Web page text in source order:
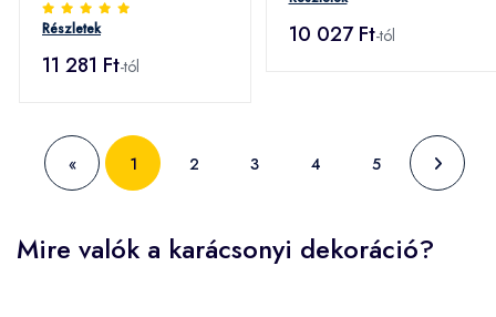
Részletek
11 281 Ft-tól
10 027 Ft-tól
« 1 2 3 4 5
Mire valók a karácsonyi dekoráció?